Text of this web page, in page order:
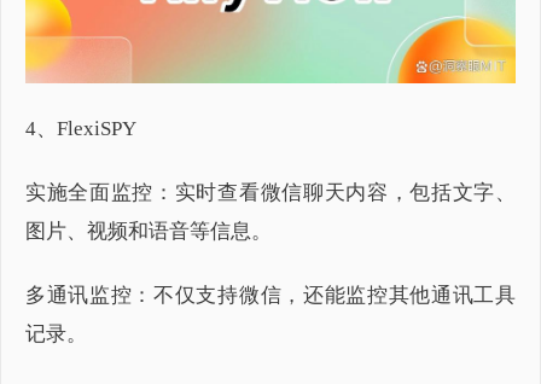
4、FlexiSPY
实施全面监控：实时查看微信聊天内容，包括文字、
图片、视频和语音等信息。
多通讯监控：不仅支持微信，还能监控其他通讯工具
记录。